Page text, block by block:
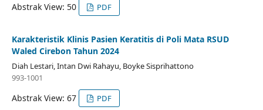
Abstrak View: 50 PDF
Karakteristik Klinis Pasien Keratitis di Poli Mata RSUD
Waled Cirebon Tahun 2024
Diah Lestari, Intan Dwi Rahayu, Boyke Sisprihattono
993-1001
Abstrak View: 67 PDF